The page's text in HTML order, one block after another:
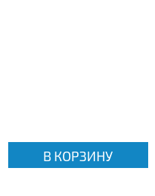
В КОРЗИНУ